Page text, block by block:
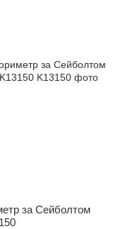
за Сейболтом